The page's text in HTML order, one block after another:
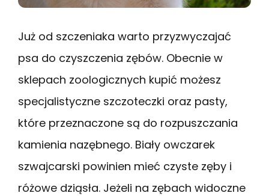
Już od szczeniaka warto przyzwyczajać
psa do czyszczenia zębów. Obecnie w
sklepach zoologicznych kupić możesz
specjalistyczne szczoteczki oraz pasty,
które przeznaczone są do rozpuszczania
kamienia nazębnego. Biały owczarek
szwajcarski powinien mieć czyste zęby i
różowe dziąsła. Jeżeli na zębach widoczne